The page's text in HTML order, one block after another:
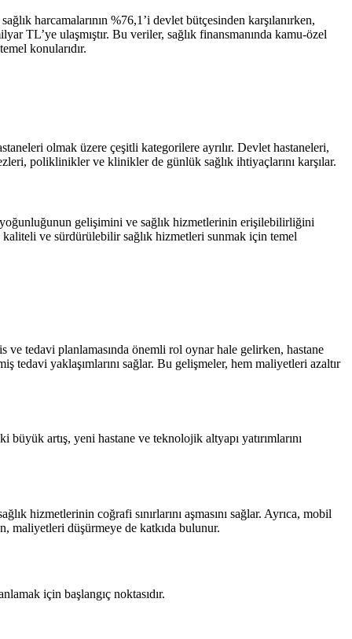
harcamalarının %76,1’i devlet bütçesinden karşılanırken,
TL’ye ulaşmıştır. Bu veriler, sağlık finansmanında kamu-özel
konularıdır.
olmak üzere çeşitli kategorilere ayrılır. Devlet hastaneleri,
poliklinikler ve klinikler de günlük sağlık ihtiyaçlarını karşılar.
yoğunluğunun gelişimini ve sağlık hizmetlerinin erişilebilirliğini
ve sürdürülebilir sağlık hizmetleri sunmak için temel
tedavi planlamasında önemli rol oynar hale gelirken, hastane
tedavi yaklaşımlarını sağlar. Bu gelişmeler, hem maliyetleri azaltır
büyük artış, yeni hastane ve teknolojik altyapı yatırımlarını
hizmetlerinin coğrafi sınırlarını aşmasını sağlar. Ayrıca, mobil
maliyetleri düşürmeye de katkıda bulunur.
için başlangıç noktasıdır.